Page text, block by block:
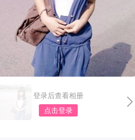
登录后查看相册
点击登录